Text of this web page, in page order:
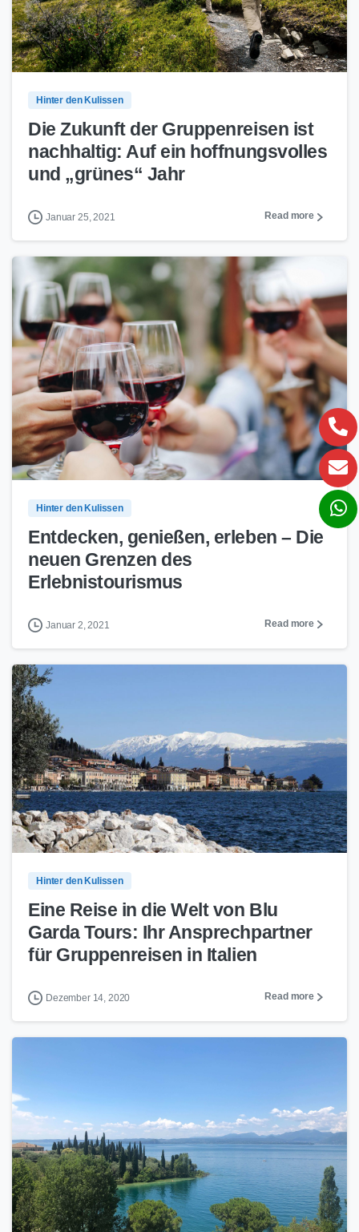
0 1
Hinter den Kulissen
Die Zukunft der Gruppenreisen ist
nachhaltig: Auf ein hoffnungsvolles
und „grünes“ Jahr
Januar 25, 2021 Read more
2
Hinter den Kulissen
Entdecken, genießen, erleben – Die
neuen Grenzen des
Erlebnistourismus
Januar 2, 2021 Read more
0 2
Hinter den Kulissen
Eine Reise in die Welt von Blu
Garda Tours: Ihr Ansprechpartner
für Gruppenreisen in Italien
Dezember 14, 2020 Read more